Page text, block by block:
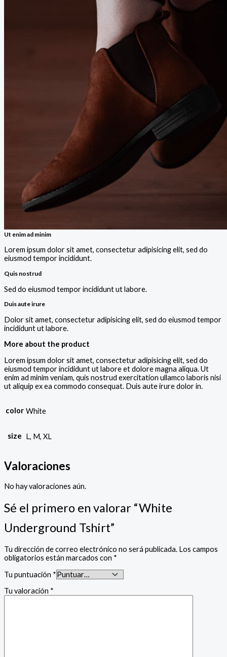
Ut enim ad minim
Lorem ipsum dolor sit amet, consectetur adipisicing elit, sed do
eiusmod tempor incididunt.
Quis nostrud
Sed do eiusmod tempor incididunt ut labore.
Duis aute irure
Dolor sit amet, consectetur adipisicing elit, sed do eiusmod tempor
incididunt ut labore.
More about the product
Lorem ipsum dolor sit amet, consectetur adipisicing elit, sed do
eiusmod tempor incididunt ut labore et dolore magna aliqua. Ut
enim ad minim veniam, quis nostrud exercitation ullamco laboris nisi
ut aliquip ex ea commodo consequat. Duis aute irure dolor in.
color White
size L, M, XL
Valoraciones
No hay valoraciones aún.
Sé el primero en valorar “White
Underground Tshirt”
Tu dirección de correo electrónico no será publicada. Los campos
obligatorios están marcados con *
Tu puntuación *
Tu valoración *